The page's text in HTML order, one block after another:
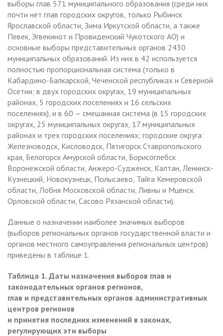
выборы глав 571 муниципального образования (среди них
почти нет глав городских округов, только Рыбинск
Ярославской области, Зима Иркутской области, а также
Певек, Эгвекинот и Провиденский Чукотского АО) и
основные выборы представительных органов 2430
муниципальных образований. Из них в 42 используется
полностью пропорциональная система (только в
Кабардино-Балкарской, Чеченской республиках и Северной
Осетии; в двух городских округах, 19 муниципальных
районах, 5 городских поселениях и 16 сельских
поселениях), и в 60 — смешанная система (в 15 городских
округах, 25 муниципальных округах, 17 муниципальных
районах и трех городских поселениях; городские округа:
Железноводск, Кисловодск, Пятигорск Ставропольского
края, Белогорск Амурской области, Борисоглебск
Воронежской области, Анжеро-Судженск, Калтан, Ленинск-
Кузнецкий, Новокузнецк, Полысаево, Тайга Кемеровской
области, Лобня Московской области, Ливны и Мценск
Орловской области, Сасово Рязанской области).
Данные о назначении наиболее значимых выборов
(выборов региональных органов государственной власти и
органов местного самоуправления региональных центров)
приведены в таблице 1.
Таблица 1. Даты назначения выборов глав и
законодательных органов регионов,
глав и представительных органов административных
центров регионов
и принятия последних изменений в законах,
регулирующих эти выборы